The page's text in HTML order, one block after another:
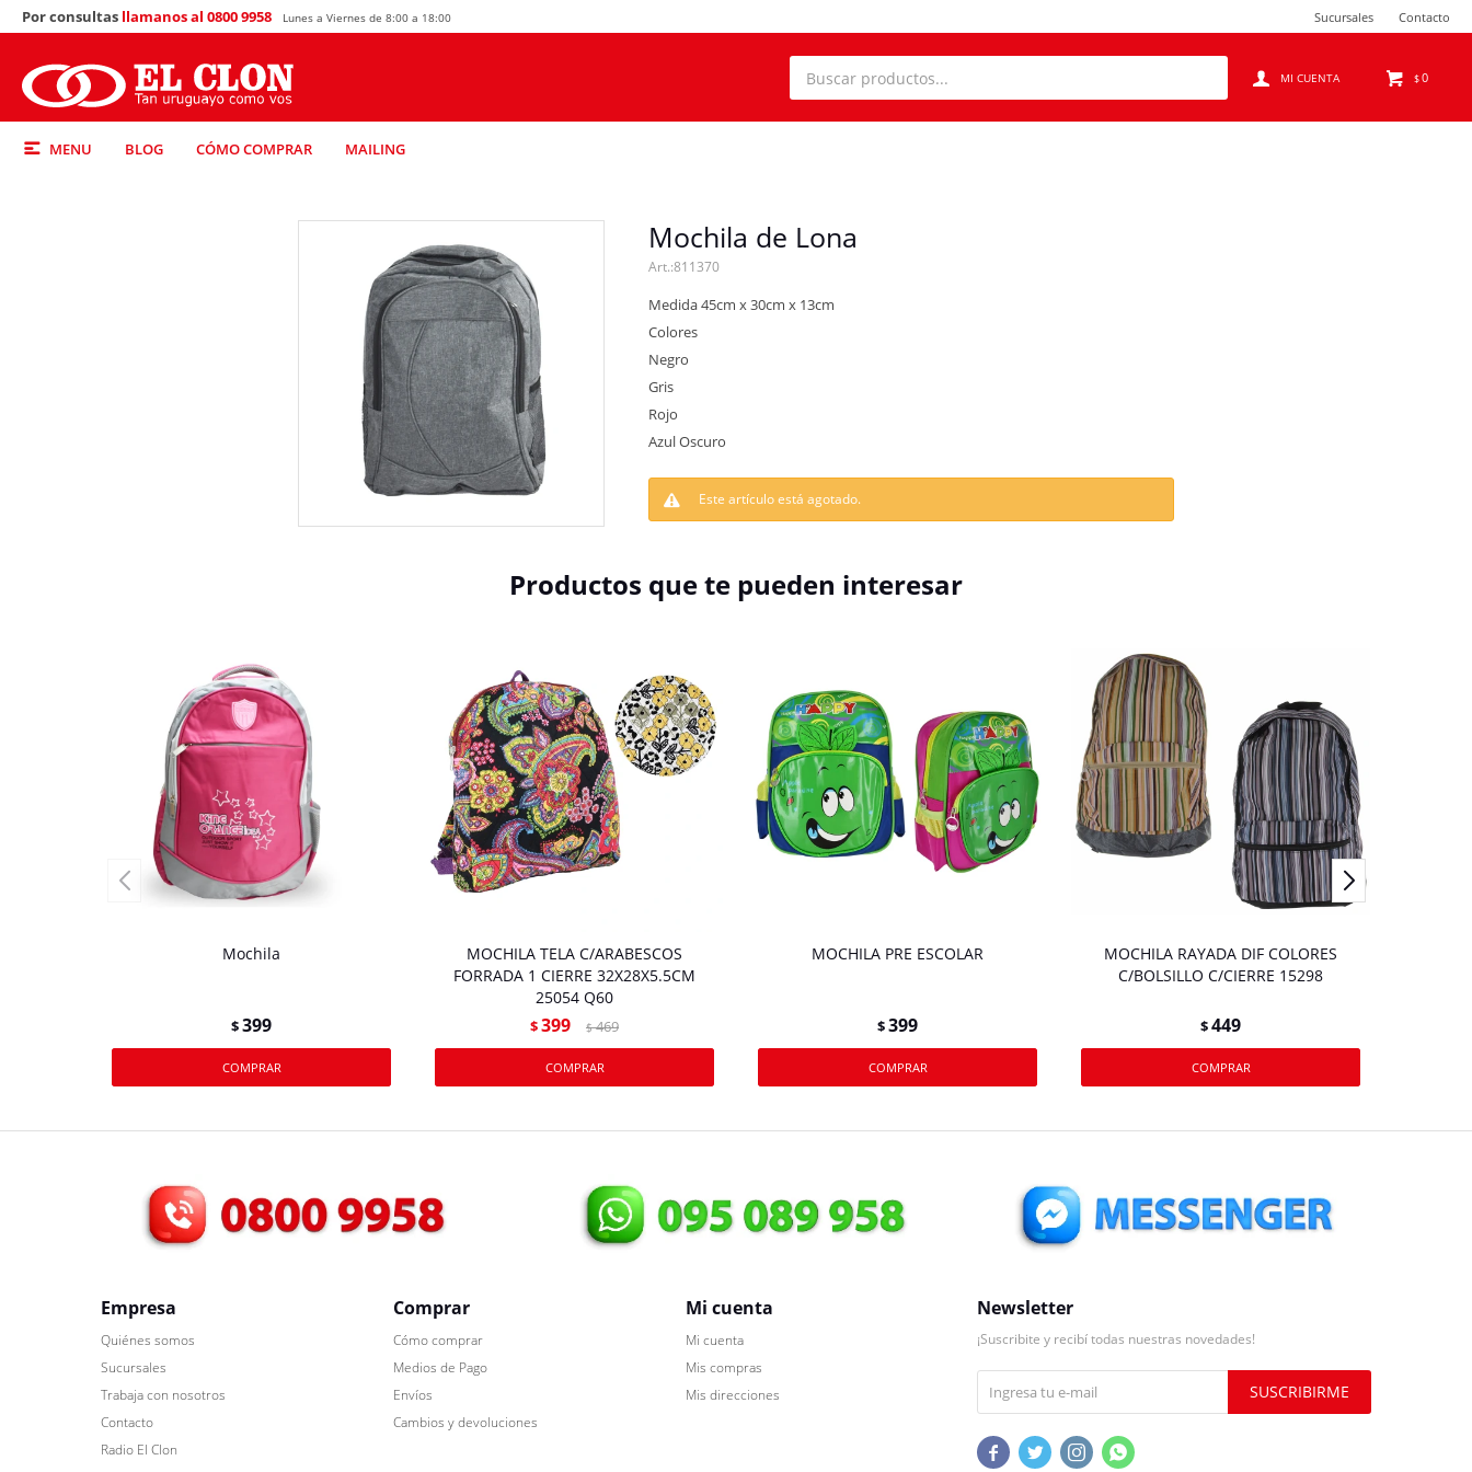
MENU BLOG CÓMO COMPRAR MAILING
$0
Por consultas llamanos al 0800 9958 Lunes a Viernes de 8:00 a 18:00 Sucursales Contacto
Mochila de Lona
811370
Medida 45cm x 30cm x 13cm
Colores
Negro
Gris
Rojo
Azul Oscuro
Este artículo está agotado.
Productos que te pueden interesar
Mochila
$399
MOCHILA TELA C/ARABESCOS
FORRADA 1 CIERRE 32X28X5.5CM
25054 Q60
$399 $ 469
MOCHILA PRE ESCOLAR
$399
MOCHILA RAYADA DIF COLORES
C/BOLSILLO C/CIERRE 15298
$449
Empresa
Quiénes somos
Sucursales
Trabaja con nosotros
Contacto
Radio El Clon
Comprar
Cómo comprar
Medios de Pago
Envíos
Cambios y devoluciones
Mi cuenta
Mi cuenta
Mis compras
Mis direcciones
Newsletter
¡Suscribite y recibí todas nuestras novedades!
SUSCRIBIRME
   